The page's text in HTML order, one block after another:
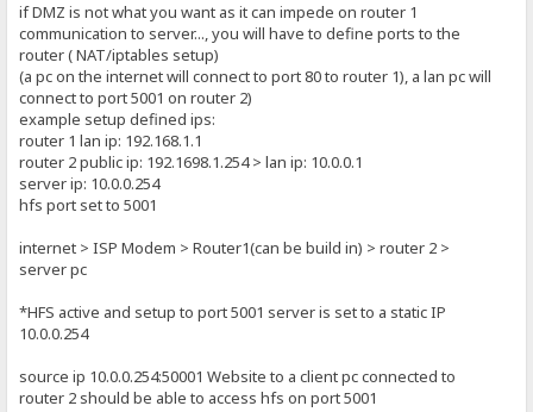
if DMZ is not what you want as it can impede on router 1
communication to server..., you will have to define ports to the
router ( NAT/iptables setup)
(a pc on the internet will connect to port 80 to router 1), a lan pc will
connect to port 5001 on router 2)
example setup defined ips:
router 1 lan ip: 192.168.1.1
router 2 public ip: 192.1698.1.254 > lan ip: 10.0.0.1
server ip: 10.0.0.254
hfs port set to 5001
internet > ISP Modem > Router1(can be build in) > router 2 >
server pc
*HFS active and setup to port 5001 server is set to a static IP
10.0.0.254
source ip 10.0.0.254:50001 Website to a client pc connected to
router 2 should be able to access hfs on port 5001